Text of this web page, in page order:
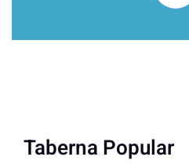
Taberna Popular